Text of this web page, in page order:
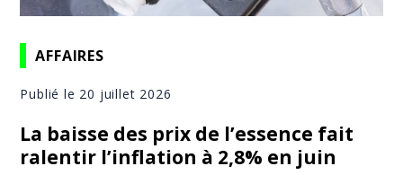
AFFAIRES
Publié le 20 juillet 2026
La baisse des prix de l’essence fait
ralentir l’inflation à 2,8% en juin